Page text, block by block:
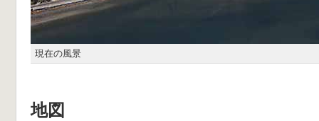
現在の風景
地図